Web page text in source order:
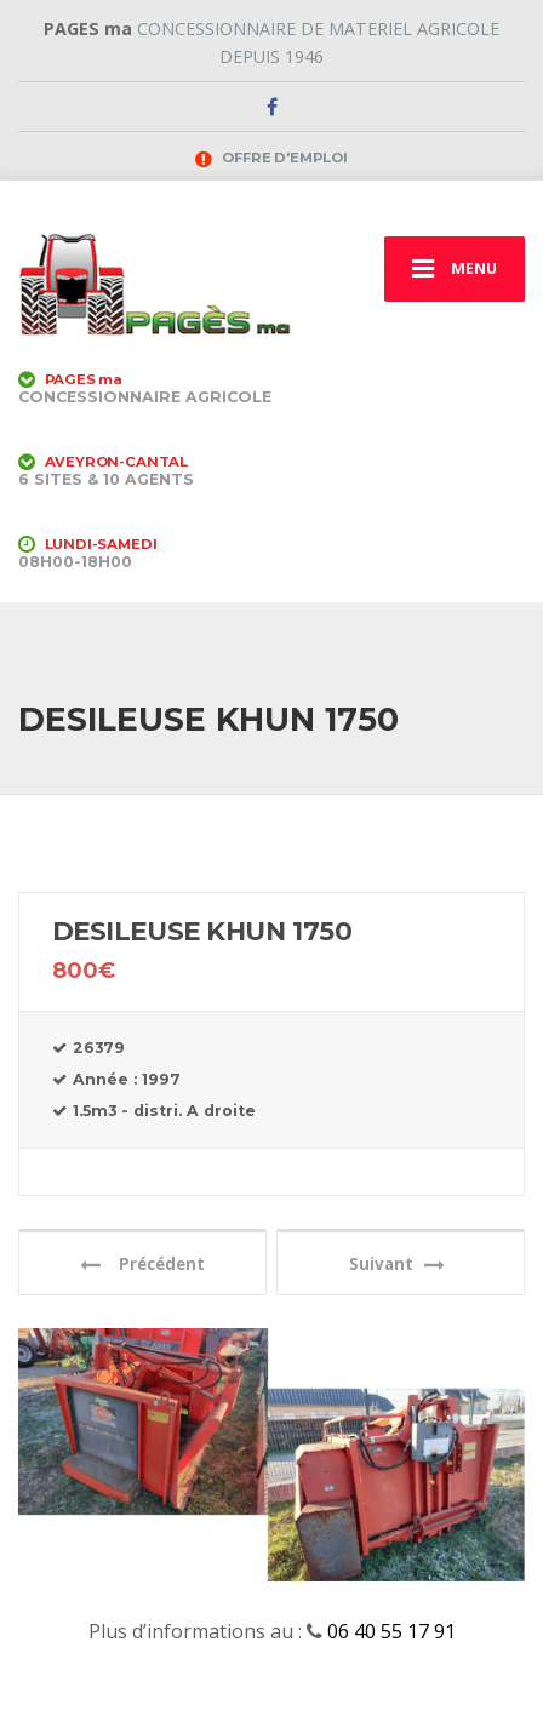
PAGES ma CONCESSIONNAIRE DE MATERIEL AGRICOLE
DEPUIS 1946
OFFRE D'EMPLOI
MENU
PAGES ma
CONCESSIONNAIRE AGRICOLE
AVEYRON-CANTAL
6 SITES & 10 AGENTS
LUNDI-SAMEDI
08H00-18H00
DESILEUSE KHUN 1750
DESILEUSE KHUN 1750
800€
26379
Année : 1997
1.5m3 - distri. A droite
Précédent Suivant
Plus d’informations au : 06 40 55 17 91